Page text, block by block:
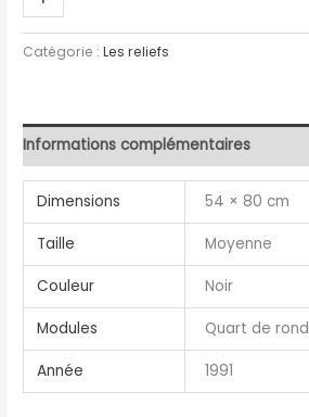
Catégorie :Les reliefs
Informations complémentaires
Dimensions 54 × 80 cm
Taille Moyenne
Couleur Noir
Modules Quart de rond
Année 1991